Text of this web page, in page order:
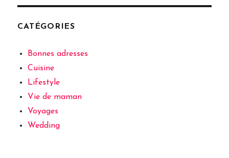
CATÉGORIES
Bonnes adresses
Cuisine
Lifestyle
Vie de maman
Voyages
Wedding